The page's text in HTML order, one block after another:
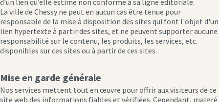
d’un lien qu’elle estime non conforme à sa ligne éditoriale.
La ville de Chessy ne peut en aucun cas être tenue pour
responsable de la mise à disposition des sites qui font l'objet d'un
lien hypertexte à partir des sites, et ne peuvent supporter aucune
responsabilité sur le contenu, les produits, les services, etc.
disponibles sur ces sites ou à partir de ces sites.
Mise en garde générale
Nos services mettent tout en œuvre pour offrir aux visiteurs de ce
site web des informations fiables et vérifiées. Cependant, malgré